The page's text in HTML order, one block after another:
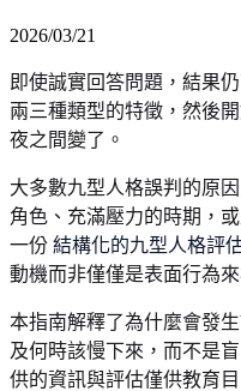
2026/03/21
即使誠實回答問題，結果
兩三種類型的特徵，然後
夜之間變了。
大多數九型人格誤判的原
角色、充滿壓力的時期，
一份 結構化的九型人格評
動機而非僅僅是表面行為
本指南解釋了為什麼會發
及何時該慢下來，而不是
供的資訊與評估僅供教育